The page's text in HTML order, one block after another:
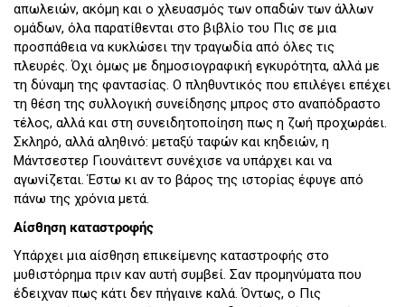
απωλειών, ακόμη και ο χλευασμός των οπαδών των άλλων
ομάδων, όλα παρατίθενται στο βιβλίο του Πις σε μια
προσπάθεια να κυκλώσει την τραγωδία από όλες τις
πλευρές. Όχι όμως με δημοσιογραφική εγκυρότητα, αλλά με
τη δύναμη της φαντασίας. Ο πληθυντικός που επιλέγει επέχει
τη θέση της συλλογική συνείδησης μπρος στο αναπόδραστο
τέλος, αλλά και στη συνειδητοποίηση πως η ζωή προχωράει.
Σκληρό, αλλά αληθινό: μεταξύ ταφών και κηδειών, η
Μάντσεστερ Γιουνάιτεντ συνέχισε να υπάρχει και να
αγωνίζεται. Έστω κι αν το βάρος της ιστορίας έφυγε από
πάνω της χρόνια μετά.
Αίσθηση καταστροφής
Υπάρχει μια αίσθηση επικείμενης καταστροφής στο
μυθιστόρημα πριν καν αυτή συμβεί. Σαν προμηνύματα που
έδειχναν πως κάτι δεν πήγαινε καλά. Όντως, ο Πις